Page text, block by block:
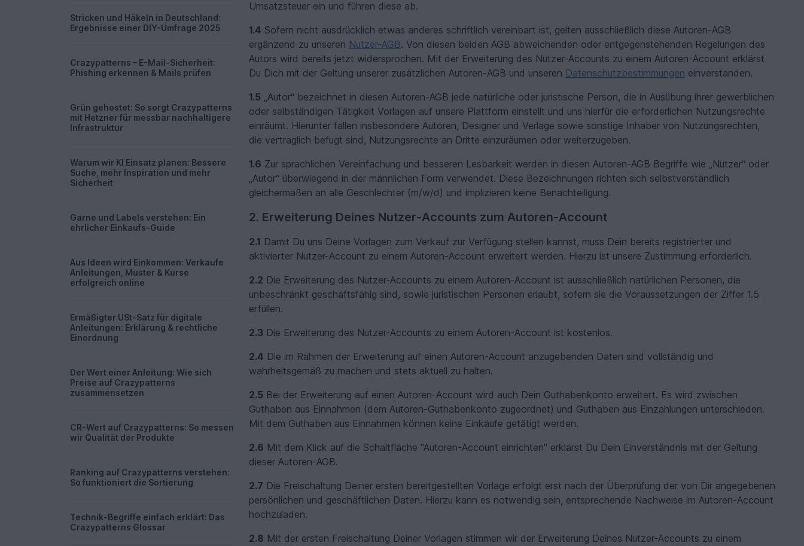
Stricken und Häkeln in Deutschland:
Ergebnisse einer DIY-Umfrage 2025
Crazypatterns – E-Mail-Sicherheit:
Phishing erkennen & Mails prüfen
Grün gehostet: So sorgt Crazypatterns
mit Hetzner für messbar nachhaltigere
Infrastruktur
Warum wir KI Einsatz planen: Bessere
Suche, mehr Inspiration und mehr
Sicherheit
Garne und Labels verstehen: Ein
ehrlicher Einkaufs-Guide
Aus Ideen wird Einkommen: Verkaufe
Anleitungen, Muster & Kurse
erfolgreich online
Ermäßigter USt-Satz für digitale
Anleitungen: Erklärung & rechtliche
Einordnung
Der Wert einer Anleitung: Wie sich
Preise auf Crazypatterns
zusammensetzen
CR-Wert auf Crazypatterns: So messen
wir Qualität der Produkte
Ranking auf Crazypatterns verstehen:
So funktioniert die Sortierung
Technik-Begriffe einfach erklärt: Das
Crazypatterns Glossar
Umsatzsteuer ein und führen diese ab.
1.4 Sofern nicht ausdrücklich etwas anderes schriftlich vereinbart ist, gelten ausschließlich diese Autoren-AGB
ergänzend zu unseren Nutzer-AGB. Von diesen beiden AGB abweichenden oder entgegenstehenden Regelungen des
Autors wird bereits jetzt widersprochen. Mit der Erweiterung des Nutzer-Accounts zu einem Autoren-Account erklärst
Du Dich mit der Geltung unserer zusätzlichen Autoren-AGB und unseren Datenschutzbestimmungen einverstanden.
1.5 „Autor“ bezeichnet in diesen Autoren-AGB jede natürliche oder juristische Person, die in Ausübung ihrer gewerblichen
oder selbständigen Tätigkeit Vorlagen auf unsere Plattform einstellt und uns hierfür die erforderlichen Nutzungsrechte
einräumt. Hierunter fallen insbesondere Autoren, Designer und Verlage sowie sonstige Inhaber von Nutzungsrechten,
die vertraglich befugt sind, Nutzungsrechte an Dritte einzuräumen oder weiterzugeben.
1.6 Zur sprachlichen Vereinfachung und besseren Lesbarkeit werden in diesen Autoren-AGB Begriffe wie „Nutzer“ oder
„Autor“ überwiegend in der männlichen Form verwendet. Diese Bezeichnungen richten sich selbstverständlich
gleichermaßen an alle Geschlechter (m/w/d) und implizieren keine Benachteiligung.
2. Erweiterung Deines Nutzer-Accounts zum Autoren-Account
2.1 Damit Du uns Deine Vorlagen zum Verkauf zur Verfügung stellen kannst, muss Dein bereits registrierter und
aktivierter Nutzer-Account zu einem Autoren-Account erweitert werden. Hierzu ist unsere Zustimmung erforderlich.
2.2 Die Erweiterung des Nutzer-Accounts zu einem Autoren-Account ist ausschließlich natürlichen Personen, die
unbeschränkt geschäftsfähig sind, sowie juristischen Personen erlaubt, sofern sie die Voraussetzungen der Ziffer 1.5
erfüllen.
2.3 Die Erweiterung des Nutzer-Accounts zu einem Autoren-Account ist kostenlos.
2.4 Die im Rahmen der Erweiterung auf einen Autoren-Account anzugebenden Daten sind vollständig und
wahrheitsgemäß zu machen und stets aktuell zu halten.
2.5 Bei der Erweiterung auf einen Autoren-Account wird auch Dein Guthabenkonto erweitert. Es wird zwischen
Guthaben aus Einnahmen (dem Autoren-Guthabenkonto zugeordnet) und Guthaben aus Einzahlungen unterschieden.
Mit dem Guthaben aus Einnahmen können keine Einkäufe getätigt werden.
2.6 Mit dem Klick auf die Schaltfläche "Autoren-Account einrichten" erklärst Du Dein Einverständnis mit der Geltung
dieser Autoren-AGB.
2.7 Die Freischaltung Deiner ersten bereitgestellten Vorlage erfolgt erst nach der Überprüfung der von Dir angegebenen
persönlichen und geschäftlichen Daten. Hierzu kann es notwendig sein, entsprechende Nachweise im Autoren-Account
hochzuladen.
2.8 Mit der ersten Freischaltung Deiner Vorlagen stimmen wir der Erweiterung Deines Nutzer-Accounts zu einem